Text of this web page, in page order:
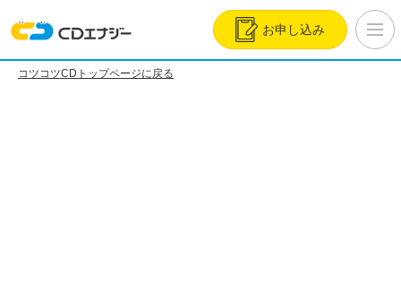
お申し込み
コツコツCDトップページに戻る